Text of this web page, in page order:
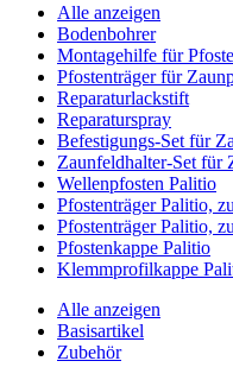
Alle anzeigen
Bodenbohrer
Montagehilfe für
Pfostenträger für
Reparaturlackstift
Reparaturspray
Befestigungs-Set für
Zaunfeldhalter-Set für
Wellenpfosten Palitio
Pfostenträger Palitio,
Pfostenträger Palitio,
Pfostenkappe Palitio
Klemmprofilkappe
Alle anzeigen
Basisartikel
Zubehör